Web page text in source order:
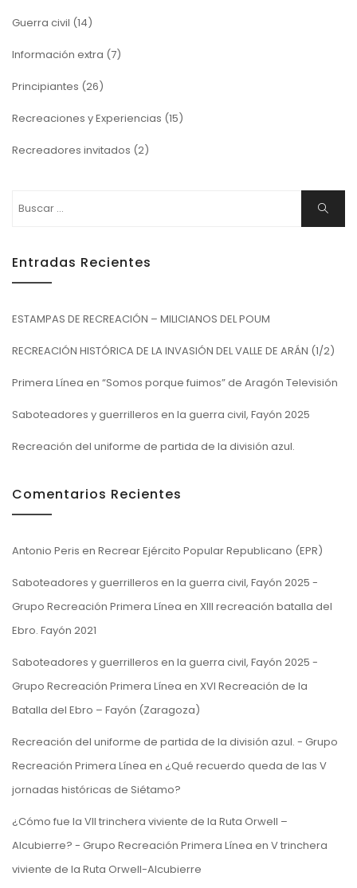
Guerra civil (14)
Información extra (7)
Principiantes (26)
Recreaciones y Experiencias (15)
Recreadores invitados (2)
Buscar: Buscar
Entradas Recientes
ESTAMPAS DE RECREACIÓN – MILICIANOS DEL POUM
RECREACIÓN HISTÓRICA DE LA INVASIÓN DEL VALLE DE ARÁN (1/2)
Primera Línea en “Somos porque fuimos” de Aragón Televisión
Saboteadores y guerrilleros en la guerra civil, Fayón 2025
Recreación del uniforme de partida de la división azul.
Comentarios Recientes
Antonio Peris en Recrear Ejército Popular Republicano (EPR)
Saboteadores y guerrilleros en la guerra civil, Fayón 2025 -
Grupo Recreación Primera Línea en XIII recreación batalla del
Ebro. Fayón 2021
Saboteadores y guerrilleros en la guerra civil, Fayón 2025 -
Grupo Recreación Primera Línea en XVI Recreación de la
Batalla del Ebro – Fayón (Zaragoza)
Recreación del uniforme de partida de la división azul. - Grupo
Recreación Primera Línea en ¿Qué recuerdo queda de las V
jornadas históricas de Siétamo?
¿Cómo fue la VII trinchera viviente de la Ruta Orwell –
Alcubierre? - Grupo Recreación Primera Línea en V trinchera
viviente de la Ruta Orwell-Alcubierre